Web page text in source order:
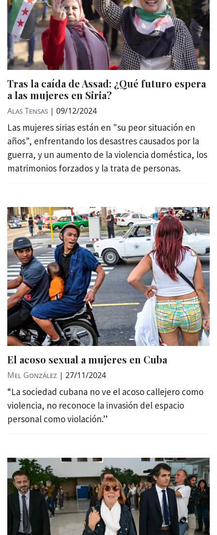
Tras la caída de Assad: ¿Qué futuro espera
a las mujeres en Siria?
Alas Tensas | 09/12/2024
Las mujeres sirias están en "su peor situación en
años", enfrentando los desastres causados por la
guerra, y un aumento de la violencia doméstica, los
matrimonios forzados y la trata de personas.
El acoso sexual a mujeres en Cuba
Mel González | 27/11/2024
“La sociedad cubana no ve el acoso callejero como
violencia, no reconoce la invasión del espacio
personal como violación.”